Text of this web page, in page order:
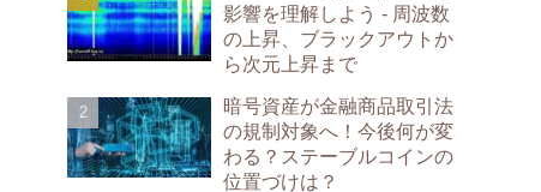
影響を理解しよう - 周波数
の上昇、ブラックアウトか
ら次元上昇まで
暗号資産が金融商品取引法
の規制対象へ！今後何が変
わる？ステーブルコインの
位置づけは？